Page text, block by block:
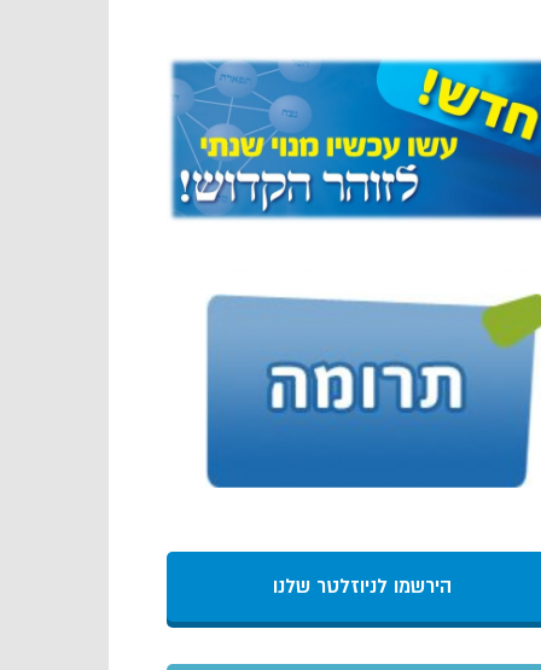
הירשמו לניוזלטר שלנו